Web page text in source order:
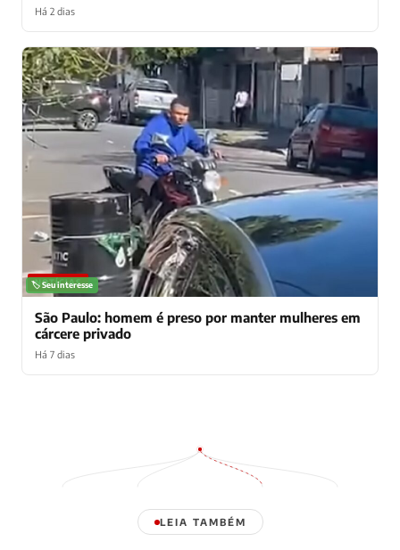
Há 2 dias
NOTÍCIAS
🏷️ Seu interesse
São Paulo: homem é preso por manter mulheres em
cárcere privado
Há 7 dias
LEIA TAMBÉM